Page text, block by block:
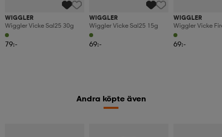
WIGGLER
Wiggler Vicke Sal25 30g
79:-
WIGGLER
Wiggler Vicke Sal25 15g
69:-
WIGGLER
Wiggler Vicke
69:-
Andra köpte även